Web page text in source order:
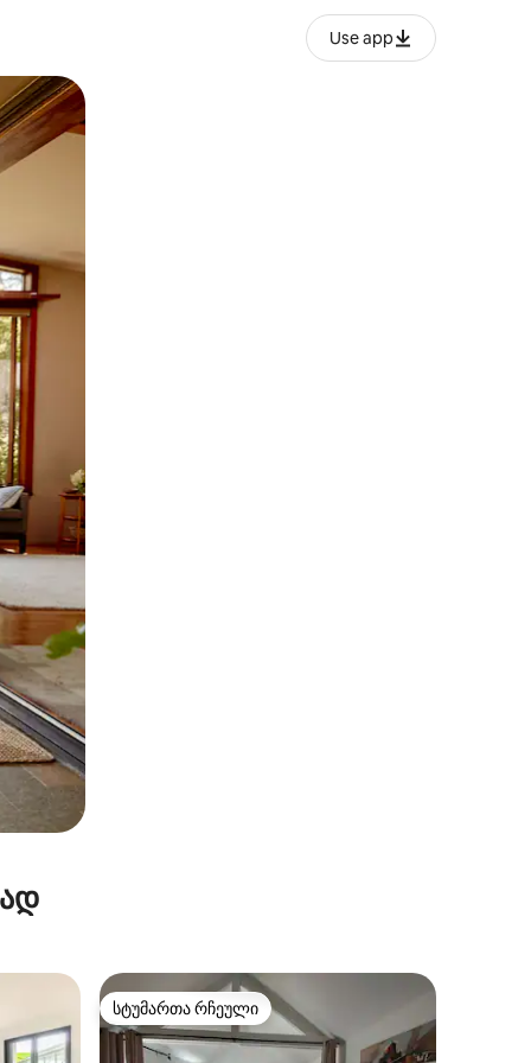
Use app
შეხებისა თუ თითის გასმის ჟესტები.
სტუმართა რჩეული
სტუმართა რჩეული